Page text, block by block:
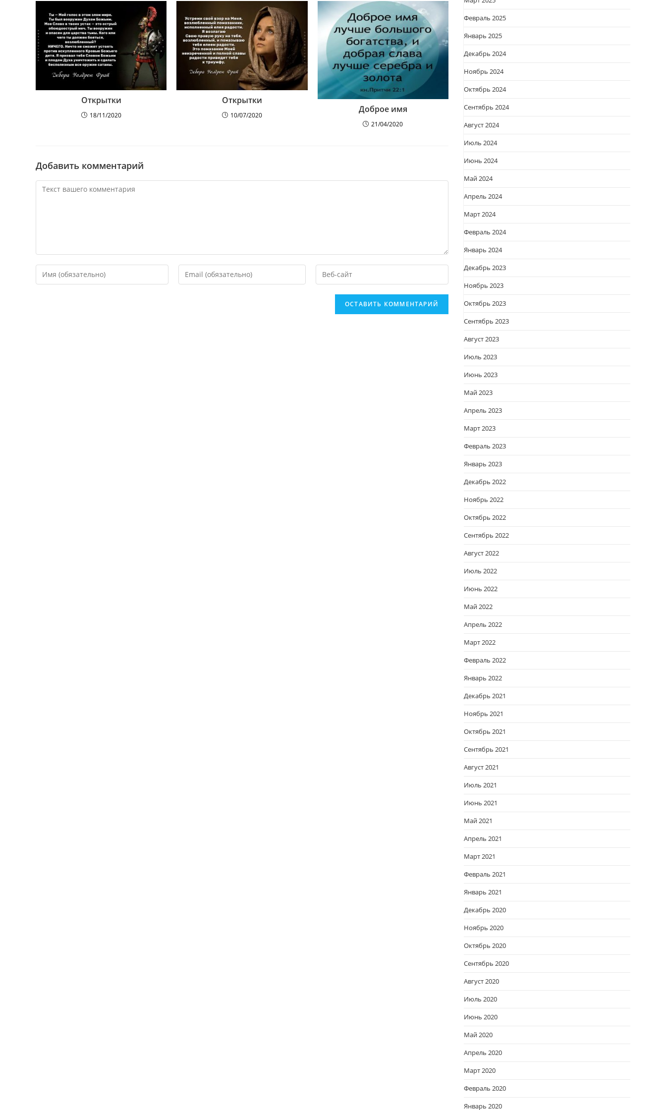
Открытки
18/11/2020
Открытки
10/07/2020
Доброе имя
21/04/2020
Добавить комментарий
Февраль 2025
Январь 2025
Декабрь 2024
Ноябрь 2024
Октябрь 2024
Сентябрь 2024
Август 2024
Июль 2024
Июнь 2024
Май 2024
Апрель 2024
Март 2024
Февраль 2024
Январь 2024
Декабрь 2023
Ноябрь 2023
Октябрь 2023
Сентябрь 2023
Август 2023
Июль 2023
Июнь 2023
Май 2023
Апрель 2023
Март 2023
Февраль 2023
Январь 2023
Декабрь 2022
Ноябрь 2022
Октябрь 2022
Сентябрь 2022
Август 2022
Июль 2022
Июнь 2022
Май 2022
Апрель 2022
Март 2022
Февраль 2022
Январь 2022
Декабрь 2021
Ноябрь 2021
Октябрь 2021
Сентябрь 2021
Август 2021
Июль 2021
Июнь 2021
Май 2021
Апрель 2021
Март 2021
Февраль 2021
Январь 2021
Декабрь 2020
Ноябрь 2020
Октябрь 2020
Сентябрь 2020
Август 2020
Июль 2020
Июнь 2020
Май 2020
Апрель 2020
Март 2020
Февраль 2020
Январь 2020